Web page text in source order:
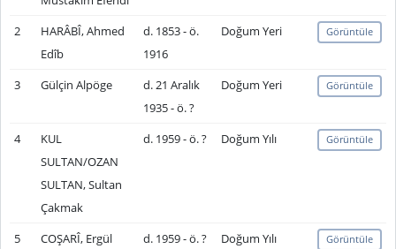
2
HARÂBÎ, Ahmed
Edîb
d. 1853 - ö.
1916
Doğum Yeri Görüntüle
3 Gülçin Alpöge
d. 21 Aralık
1935 - ö. ?
Doğum Yeri Görüntüle
4
KUL
SULTAN/OZAN
SULTAN, Sultan
Çakmak
d. 1959 - ö. ? Doğum Yılı Görüntüle
5
COŞARÎ, Ergül
d. 1959 - ö. ? Doğum Yılı Görüntüle